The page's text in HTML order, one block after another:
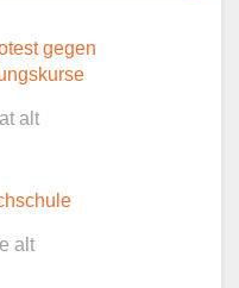
zur
ist nicht
gegen
alt
alt